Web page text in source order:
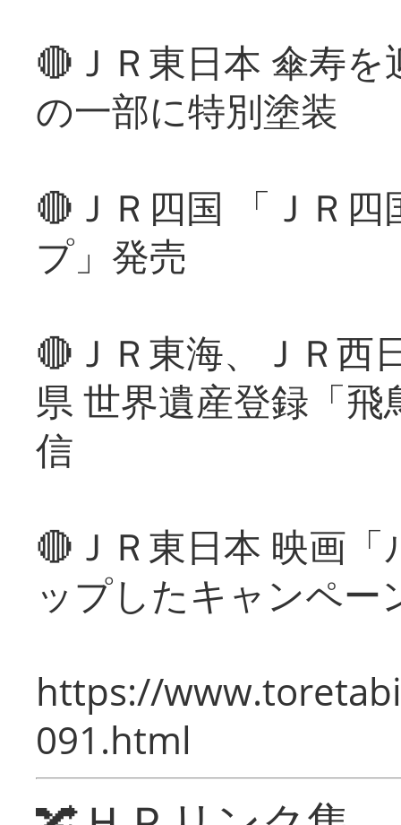
🔴ＪＲ東日本 傘寿
の一部に特別塗装
🔴ＪＲ四国 「ＪＲ
プ」発売
🔴ＪＲ東海、ＪＲ西
県 世界遺産登録「
信
🔴ＪＲ東日本 映画
ップしたキャンペー
https://
091.html